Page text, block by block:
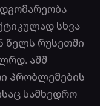
სხვა
წელს რუსეთში
აშშ
პრობლემების
სამხედრო